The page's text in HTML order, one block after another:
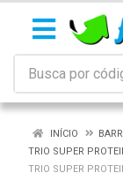
INÍCIO
TRIO SUPER
TRIO SUPER